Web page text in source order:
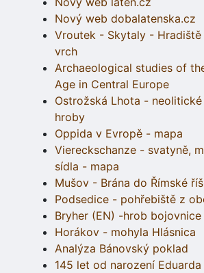
Nový web dobalatenska.cz
Vroutek - Skytaly - Hradiště
vrch
Archaeological studies of
Age in Central Europe
Ostrožská Lhota -
hroby
Oppida v Evropě - mapa
Viereckschanze - svatyně,
sídla - mapa
Mušov - Brána do Římské
Podsedice - pohřebiště z
Bryher (EN) -hrob bojovnice
Horákov - mohyla Hlásnica
Analýza Bánovský poklad
145 let od narození